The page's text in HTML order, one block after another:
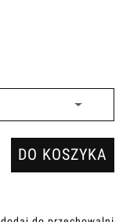
DO KOSZYKA